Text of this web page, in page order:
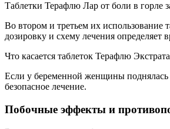
Таблетки Терафлю Лар от боли в
Во втором и третьем их использование
дозировку и схему лечения определяет
Что касается таблеток Терафлю
Если у беременной женщины поднялась
безопасное лечение.
Побочные эффекты и